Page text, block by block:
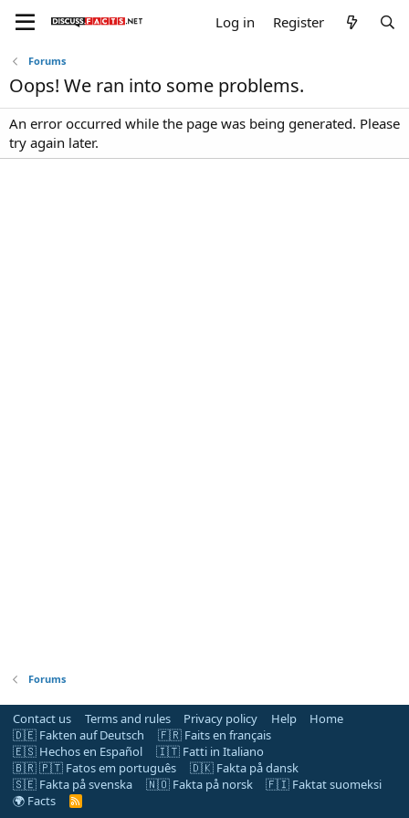
Log in Register
Forums
Oops! We ran into some problems.
An error occurred while the page was being generated. Please
try again later.
Forums
Contact us Terms and rules Privacy policy Help
Home
🇩🇪 Fakten auf Deutsch
🇫🇷 Faits en français
🇪🇸 Hechos en Español
🇮🇹 Fatti in Italiano
🇧🇷 🇵🇹 Fatos em português
🇩🇰 Fakta på dansk
🇸🇪 Fakta på svenska
🇳🇴 Fakta på norsk
🇫🇮 Faktat suomeksi
🌍 Facts
R